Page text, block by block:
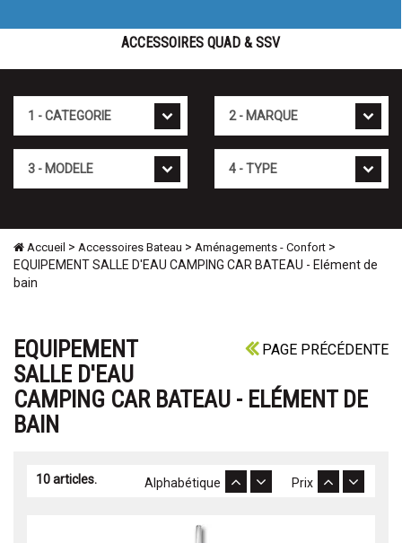
ACCESSOIRES QUAD & SSV
Accueil > Accessoires Bateau > Aménagements - Confort >
EQUIPEMENT SALLE D'EAU CAMPING CAR BATEAU - Elément de
bain
PAGE PRÉCÉDENTE
EQUIPEMENT
SALLE D'EAU
CAMPING CAR BATEAU - ELÉMENT DE
BAIN
10 articles. Prix
Alphabétique